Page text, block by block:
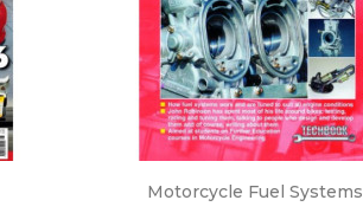
Snabbvy
Motorcycle Fuel Systems